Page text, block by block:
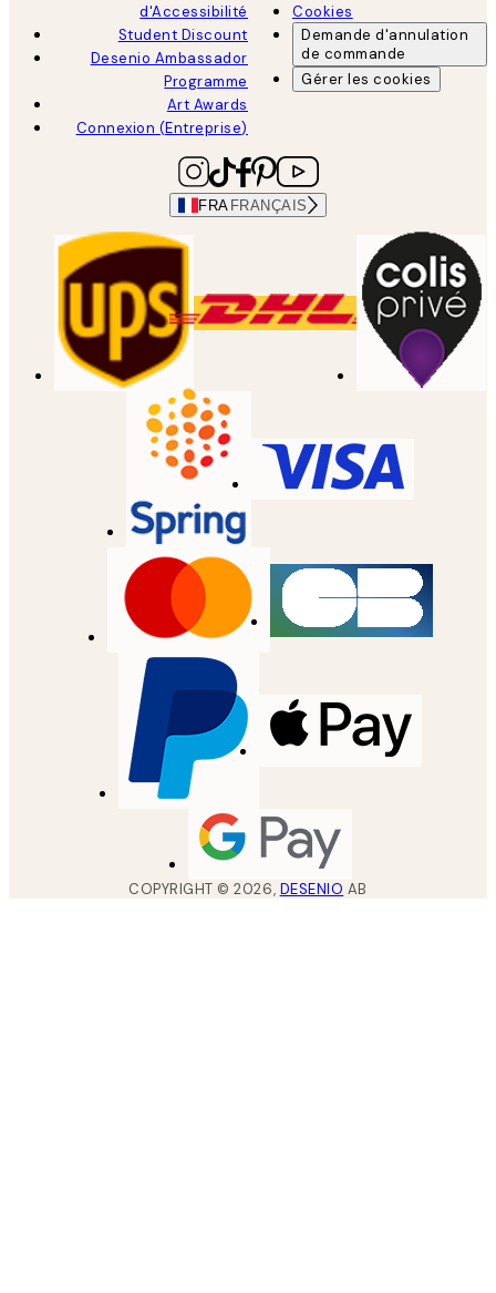
d'Accessibilité
Student Discount
Desenio Ambassador
Programme
Art Awards
Connexion (Entreprise)
Cookies
Demande d'annulation
de commande
Gérer les cookies
FRA FRANÇAIS
COPYRIGHT ©2026, DESENIO AB